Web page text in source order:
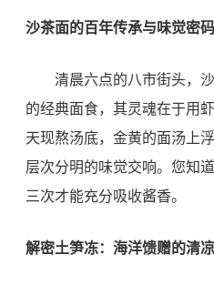
沙茶面的百年传承与味觉密
清晨六点的八市街头，
的经典面食，其灵魂在于用
天现熬汤底，金黄的面汤上
层次分明的味觉交响。您知
三次才能充分吸收酱香。
解密土笋冻：海洋馈赠的清